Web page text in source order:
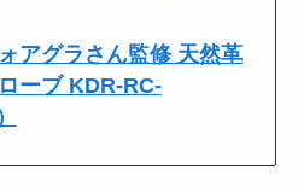
アグラさん監修 天然革
ーブ KDR-RC-